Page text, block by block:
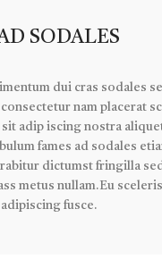
SODALES
dui cras sodales
nam placerat
sit adip iscing nostra
fames ad sodales
dictumst fringilla
metus nullam.Eu
fusce.